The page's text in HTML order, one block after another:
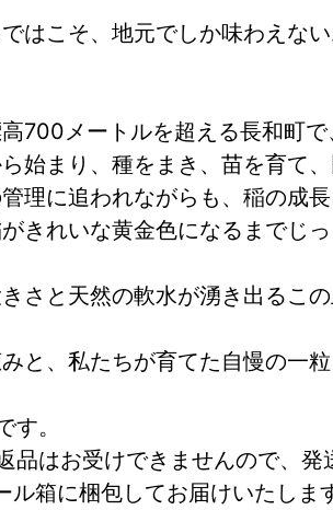
はこそ、地元でしか味わえな
700メートルを超える長和町
始まり、種をまき、苗を育て、
理に追われながらも、稲の成長
きれいな黄金色になるまでじ
さと天然の軟水が湧き出るこ
と、私たちが育てた自慢の一
す。
品はお受けできませんので、
箱に梱包してお届けいたしま